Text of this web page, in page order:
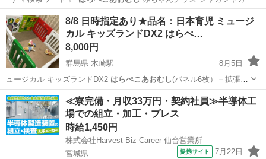
東京 渋谷区 渋谷駅 その他 はらぺこあおむし
8/8 日時指定あり★品名：日本育児 ミュージ
カル キッズランドDX2 はらぺ…
8,000円
群馬県 木崎駅
8月5日
ュージカル キッズランドDX2 はらぺこあおむし(パネル6枚）＋拡張パ
ネル2枚(…
群馬 太田市 木崎駅 ベビー用品 キッズランド
≪寮完備・月収33万円・契約社員≫半導体工
場での組立・加工・プレス
時給1,450円
株式会社Harvest Biz Career 仙台営業所
宮城県
提携サイト 7月22日